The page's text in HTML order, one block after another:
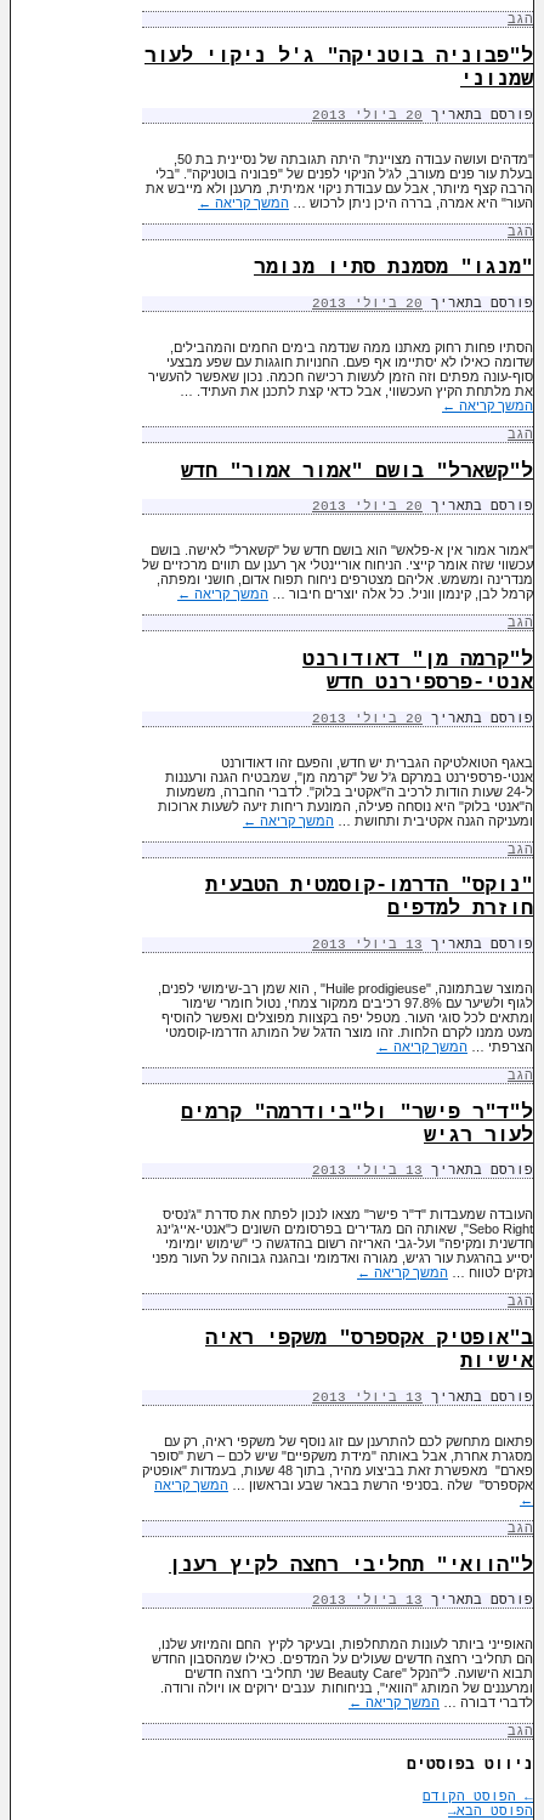
הגב
ל"פבוניה בוטניקה" ג'ל ניקוי לעור
שמנוני
פורסם בתאריך 20 ביולי 2013
בעלת עור פנים מעורב, לג'ל הניקוי לפנים של "פבוניה בוטניקה". "בלי
הרבה קצף מיותר, אבל עם עבודת ניקוי אמיתית, מרענן ולא מייבש את
העור" היא אמרה, בררה היכן ניתן לרכוש … המשך קריאה ←
הגב
"מנגו" מסמנת סתיו מנומר
פורסם בתאריך 20 ביולי 2013
הסתיו פחות רחוק מאתנו ממה שנדמה בימים החמים והמהבילים,
שדומה כאילו לא יסתיימו אף פעם. החנויות חוגגות עם שפע מבצעי
סוף-עונה מפתים וזה הזמן לעשות רכישה חכמה. נכון שאפשר להעשיר
את מלתחת הקיץ העכשווי, אבל כדאי קצת לתכנן את העתיד. …
המשך קריאה ←
הגב
ל"קשארל" בושם "אמור אמור" חדש
פורסם בתאריך 20 ביולי 2013
"אמור אמור אין א-פלאש" הוא בושם חדש של "קשארל" לאישה. בושם
עכשווי שזה אומר קייצי. הניחוח אוריינטלי אך רענן עם תווים מרכזיים של
מנדרינה ומשמש. אליהם מצטרפים ניחוח תפוח אדום, חושני ומפתה,
קרמל לבן, קינמון ווניל. כל אלה יוצרים חיבור … המשך קריאה ←
הגב
ל"קרמה מן" דאודורנט
אנטי-פרספירנט חדש
פורסם בתאריך 20 ביולי 2013
באגף הטואלטיקה הגברית יש חדש, והפעם זהו דאודורנט
אנטי-פרספירנט במרקם ג'ל של "קרמה מן", שמבטיח הגנה ורעננות
ל-24 שעות הודות לרכיב ה"אקטיב בלוק". לדברי החברה, משמעות
ה"אנטי בלוק" היא נוסחה פעילה, המונעת ריחות זיעה לשעות ארוכות
ומעניקה הגנה אקטיבית ותחושת … המשך קריאה ←
הגב
"נוקס" הדרמו-קוסמטית הטבעית
חוזרת למדפים
פורסם בתאריך 13 ביולי 2013
המוצר שבתמונה, "Huile prodigieuse" , הוא שמן רב-שימושי לפנים,
לגוף ולשיער עם 97.8% רכיבים ממקור צמחי, נטול חומרי שימור
ומתאים לכל סוגי העור. מטפל יפה בקצוות מפוצלים ואפשר להוסיף
מעט ממנו לקרם הלחות. זהו מוצר הדגל של המותג הדרמו-קוסמטי
הצרפתי … המשך קריאה ←
הגב
ל"ד"ר פישר" ול"ביודרמה" קרמים
לעור רגיש
פורסם בתאריך 13 ביולי 2013
העובדה שמעבדות "ד"ר פישר" מצאו לנכון לפתח את סדרת "ג'נסיס
Sebo Right", שאותה הם מגדירים בפרסומים השונים כ"אנטי-אייג'ינג
חדשנית ומקיפה" ועל-גבי האריזה רשום בהדגשה כי "שימוש יומיומי
יסייע בהרגעת עור רגיש, מגורה ואדמומי ובהגנה גבוהה על העור מפני
נזקים לטווח … המשך קריאה ←
הגב
ב"אופטיק אקספרס" משקפי ראיה
אישיות
פורסם בתאריך 13 ביולי 2013
פתאום מתחשק לכם להתרענן עם זוג נוסף של משקפי ראיה, רק עם
מסגרת אחרת, אבל באותה "מידת משקפיים" שיש לכם – רשת "סופר
פארם" מאפשרת זאת בביצוע מהיר, בתוך 48 שעות, בעמדות "אופטיק
אקספרס" שלה .בסניפי הרשת בבאר שבע ובראשון … המשך קריאה
←
הגב
ל"הוואי" תחליבי רחצה לקיץ רענן
פורסם בתאריך 13 ביולי 2013
האופייני ביותר לעונות המתחלפות, ובעיקר לקיץ החם והמיוזע שלנו,
הם תחליבי רחצה חדשים שעולים על המדפים. כאילו שמהסבון החדש
תבוא הישועה. ל"הנקל "Beauty Care שני תחליבי רחצה חדשים
ומרעננים של המותג "הוואי", בניחוחות ענבים ירוקים או ויולה ורודה.
לדברי דבורה … המשך קריאה ←
הגב
ניווט בפוסטים
← הפוסט הקודם
הפוסט הבא→